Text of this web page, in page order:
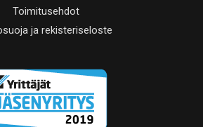
Toimitusehdot
ja rekisteriseloste